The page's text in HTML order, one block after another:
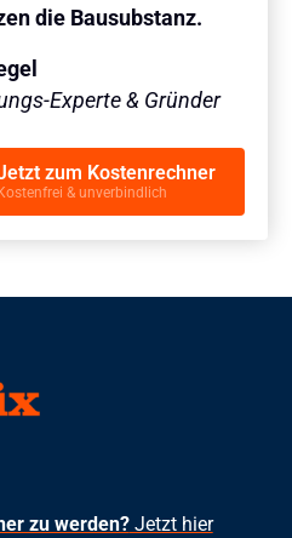
die Bausubstanz.
Experte & Gründer
zum Kostenrechner
Kostenfrei & unverbindlich
zu werden?Jetzt hier